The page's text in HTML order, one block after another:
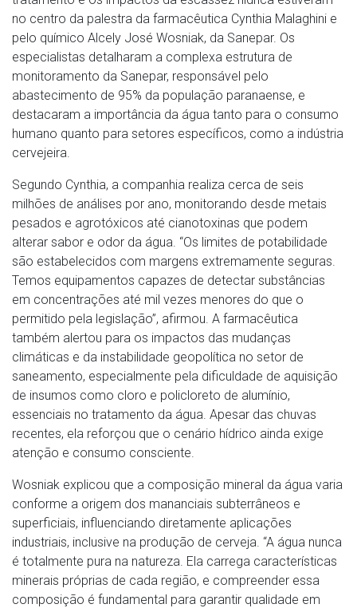
no centro da palestra da farmacêutica Cynthia Malaghini e
pelo químico Alcely José Wosniak, da Sanepar. Os
especialistas detalharam a complexa estrutura de
monitoramento da Sanepar, responsável pelo
abastecimento de 95% da população paranaense, e
destacaram a importância da água tanto para o consumo
humano quanto para setores específicos, como a indústria
cervejeira.
Segundo Cynthia, a companhia realiza cerca de seis
milhões de análises por ano, monitorando desde metais
pesados e agrotóxicos até cianotoxinas que podem
alterar sabor e odor da água. “Os limites de potabilidade
são estabelecidos com margens extremamente seguras.
Temos equipamentos capazes de detectar substâncias
em concentrações até mil vezes menores do que o
permitido pela legislação”, afirmou. A farmacêutica
também alertou para os impactos das mudanças
climáticas e da instabilidade geopolítica no setor de
saneamento, especialmente pela dificuldade de aquisição
de insumos como cloro e policloreto de alumínio,
essenciais no tratamento da água. Apesar das chuvas
recentes, ela reforçou que o cenário hídrico ainda exige
atenção e consumo consciente.
Wosniak explicou que a composição mineral da água varia
conforme a origem dos mananciais subterrâneos e
superficiais, influenciando diretamente aplicações
industriais, inclusive na produção de cerveja. “A água nunca
é totalmente pura na natureza. Ela carrega características
minerais próprias de cada região, e compreender essa
composição é fundamental para garantir qualidade em